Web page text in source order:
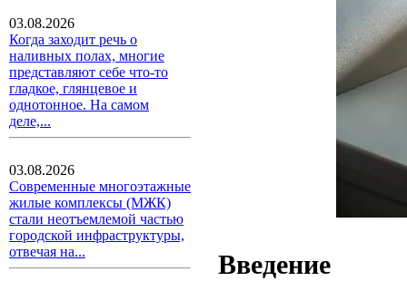
03.08.2026
Когда заходит речь о
наливных полах, многие
представляют себе что-то
гладкое, глянцевое и
однотонное. На самом
деле,...
03.08.2026
Современные многоэтажные
жилые комплексы (МЖК)
стали неотъемлемой частью
городской инфраструктуры,
отвечая на...
Введение